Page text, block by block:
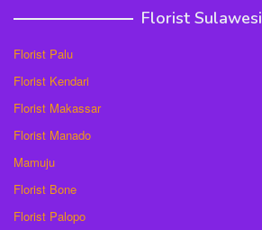
Florist Sulawesi
Florist Palu
Florist Kendari
Florist Makassar
Florist Manado
Mamuju
Florist Bone
Florist Palopo